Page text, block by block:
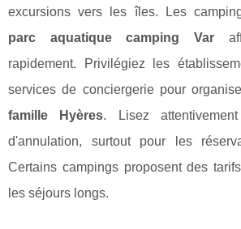
excursions vers les îles. Les
parc aquatique camping Var
rapidement. Privilégiez les
services de conciergerie pour
famille Hyères. Lisez
d'annulation, surtout pour les
Certains campings proposent des
les séjours longs.